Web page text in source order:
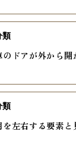
ドアが外から開
類
左右する要素と
類